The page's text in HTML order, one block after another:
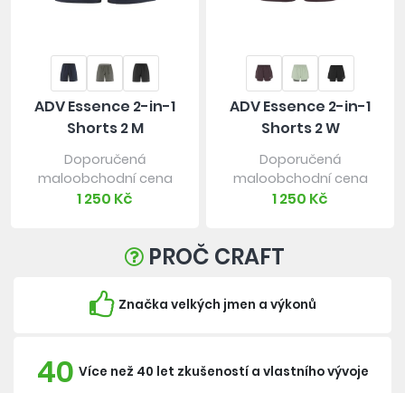
ADV Essence 2-in-1
Shorts 2 M
Doporučená
maloobchodní cena
1 250 Kč
ADV Essence 2-in-1
Shorts 2 W
Doporučená
maloobchodní cena
1 250 Kč
PROČ CRAFT
Značka velkých jmen a výkonů
40 Více než 40 let zkušeností a vlastního vývoje